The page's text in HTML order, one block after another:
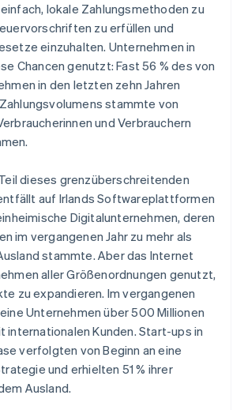
lokale Zahlungsmethoden zu
zu erfüllen und
einzuhalten. Unternehmen in
Chancen genutzt: Fast 56 % des von
in den letzten zehn Jahren
stammte von
und Verbrauchern
dieses grenzüberschreitenden
auf Irlands Softwareplattformen
Digitalunternehmen, deren
im vergangenen Jahr zu mehr als
stammte. Aber das Internet
aller Größenordnungen genutzt,
zu expandieren. Im vergangenen
Unternehmen über 500 Millionen
internationalen Kunden. Start-ups in
verfolgten von Beginn an eine
und erhielten 51 % ihrer
Ausland.